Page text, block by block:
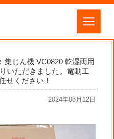
集じん機 VC0820 乾湿両用
いただきました。電動工
せください！
2024年08月12日